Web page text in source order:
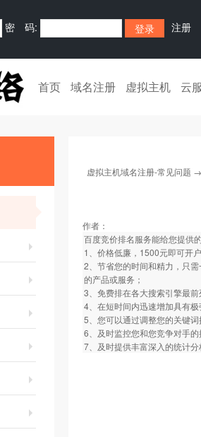
密 码: 注册
首页 域名注册 虚拟主机 云
虚拟主机域名注册-常见问题
作者：
百度竞价排名服务能给您提供
1、价格低廉，1500元即可开
2、节省您的时间和精力，只
的产品或服务；
3、免费排在各大搜索引擎最
4、在短时间内迅速增加具有
5、您可以通过调整您的关键
6、及时监控您和您竞争对手
7、及时提供丰富深入的统计